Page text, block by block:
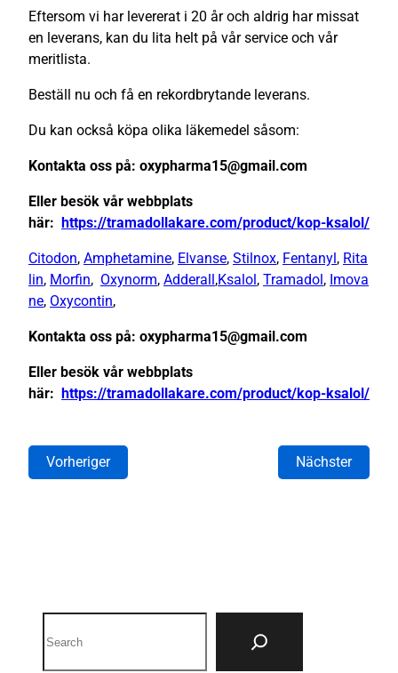
Eftersom vi har levererat i 20 år och aldrig har missat
en leverans, kan du lita helt på vår service och vår
meritlista.
Beställ nu och få en rekordbrytande leverans.
Du kan också köpa olika läkemedel såsom:
Kontakta oss på: oxypharma15@gmail.com
Eller besök vår webbplats
här:
https://tramadollakare.com/product/kop-ksalol/
Citodon, Amphetamine, Elvanse, Stilnox, Fentanyl , Rita
lin, Morfin, Oxynorm, Adderall ,Ksalol , Tramadol , Imova
ne, Oxycontin,
Kontakta oss på: oxypharma15@gmail.com
Eller besök vår webbplats
här:
https://tramadollakare.com/product/kop-ksalol/
Vorheriger Nächster